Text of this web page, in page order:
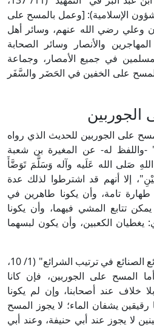
الإسلامية): [وعمل بالمسح على
وعلي رضي الله عنهم، وسائر أهل
والأنصار وسائر الصحابة
في جميع الأمصار، وجماعة
على الخفين في الحَضَر والسَّفَر
على الجوربين للحديث الذي رواه
-واللفظ له- عن المغيرة بن شعبة
صَلى الله عَلَيه وآله وَسَلَّمَ تَوَضَّأَ
إلا أنهم قد اشترطوا لذلك عدة
تامة، وأن يكونا طاهرين في
تتابع المشي فيهما، وأن يكونا
يغطيان الكعبين، وأن يكون لبسهما
قال الإمام الكاساني في "بدائع الصنائع في ترتيب الشرائع" (1/ 10،
المسح على الجوربين، فإن كانا
خلاف عند أصحابنا، وإن لم يكونا
رقيقين يشفان الماء؛ لا يجوز المسح
لا يجوز عند أبي حنيفة، وعند أبي